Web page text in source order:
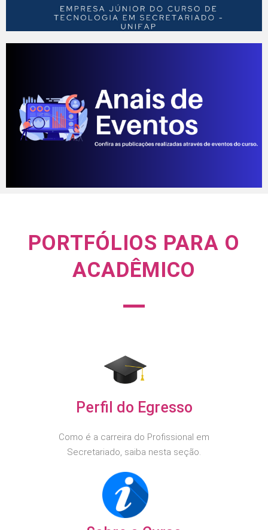
PORTFÓLIOS PARA O
ACADÊMICO
Perfil do Egresso
Como é a carreira do Profissional em
Secretariado, saiba nesta seção.